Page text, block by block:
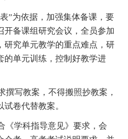
”为依据，加强集体备课，要
开备课组研究会议，全员参加
研究单元教学的重点难点，研
的单元训练，控制好教学进
撰写教案，不得搬照抄教案，
卷代替教案。
《学科指导意见》要求，会